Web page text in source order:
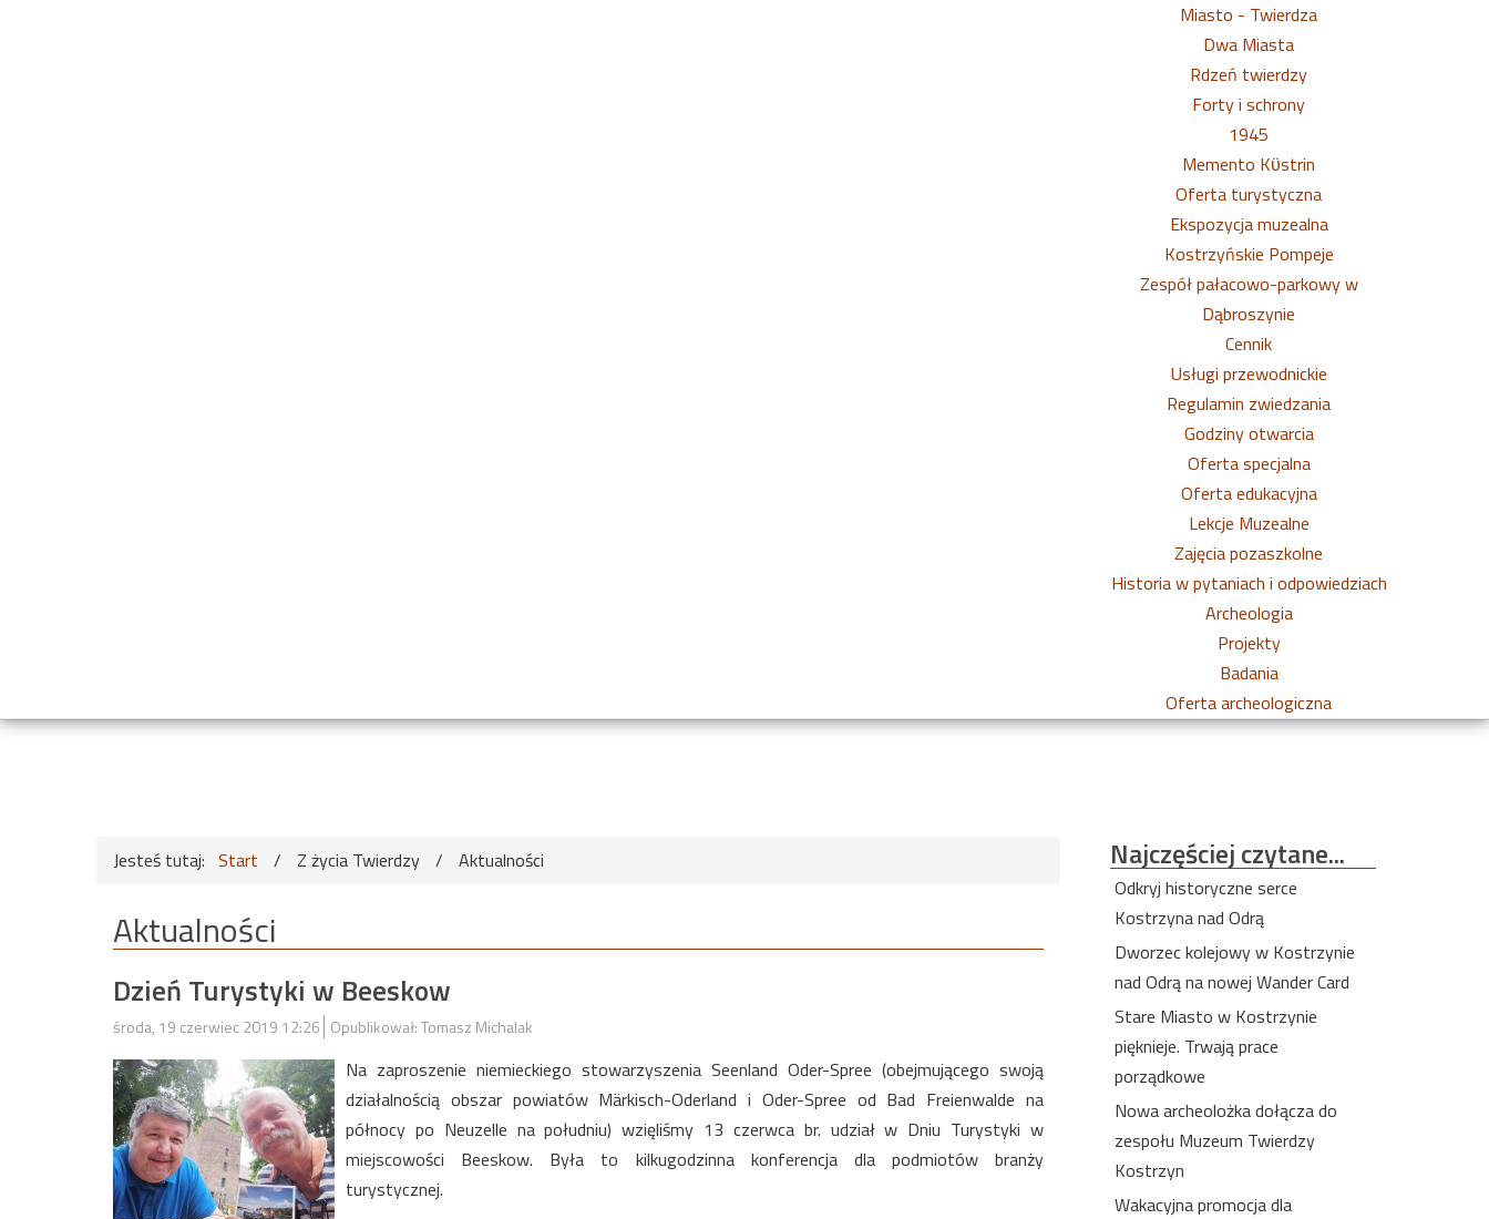
Miasto - Twierdza
Dwa Miasta
Rdzeń twierdzy
Forty i schrony
1945
Memento Kϋstrin
Oferta turystyczna
Ekspozycja muzealna
Kostrzyńskie Pompeje
Zespół pałacowo-parkowy w
Dąbroszynie
Cennik
Usługi przewodnickie
Regulamin zwiedzania
Godziny otwarcia
Oferta specjalna
Oferta edukacyjna
Lekcje Muzealne
Zajęcia pozaszkolne
Historia w pytaniach i odpowiedziach
Archeologia
Projekty
Badania
Oferta archeologiczna
Jesteś tutaj: Start / Z życia Twierdzy / Aktualności
Aktualności
Dzień Turystyki w Beeskow
środa, 19 czerwiec 2019 12:26 Opublikował: Tomasz Michalak
Na zaproszenie niemieckiego stowarzyszenia Seenland Oder-Spree (obejmującego swoją
działalnością obszar powiatów Märkisch-Oderland i Oder-Spree od Bad Freienwalde na
północy po Neuzelle na południu) wzięliśmy 13 czerwca br. udział w Dniu Turystyki w
miejscowości Beeskow. Była to kilkugodzinna konferencja dla podmiotów branży
turystycznej.
Najczęściejczytane...
Odkryj historyczne serce
Kostrzyna nad Odrą
Dworzec kolejowy w Kostrzynie
nad Odrą na nowej Wander Card
Stare Miasto w Kostrzynie
pięknieje. Trwają prace
porządkowe
Nowa archeolożka dołącza do
zespołu Muzeum Twierdzy
Kostrzyn
Wakacyjna promocja dla